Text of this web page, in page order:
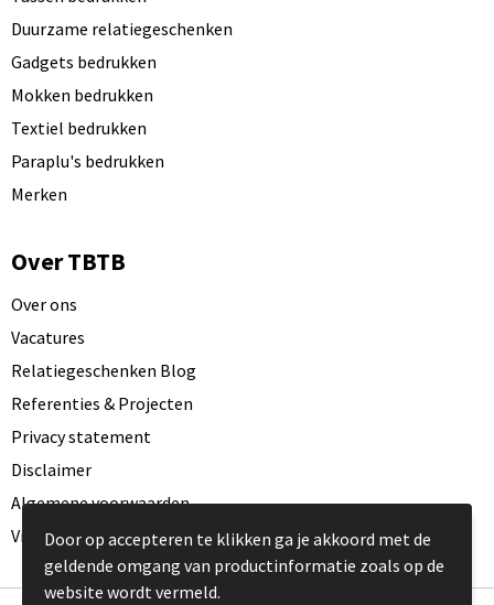
Duurzame relatiegeschenken
Gadgets bedrukken
Mokken bedrukken
Textiel bedrukken
Paraplu's bedrukken
Merken
Over TBTB
Over ons
Vacatures
Relatiegeschenken Blog
Referenties & Projecten
Privacy statement
Disclaimer
Algemene voorwaarden
Visit our EU website
Door op accepteren te klikken ga je akkoord met de
geldende omgang van productinformatie zoals op de
website wordt vermeld.